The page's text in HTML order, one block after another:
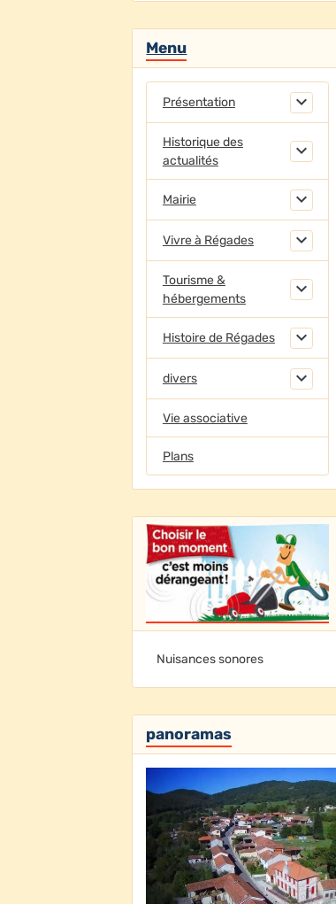
Menu
Présentation
Historique des
actualités
Mairie
Vivre à Régades
Tourisme &
hébergements
Histoire de Régades
divers
Vie associative
Plans
Nuisances sonores
panoramas